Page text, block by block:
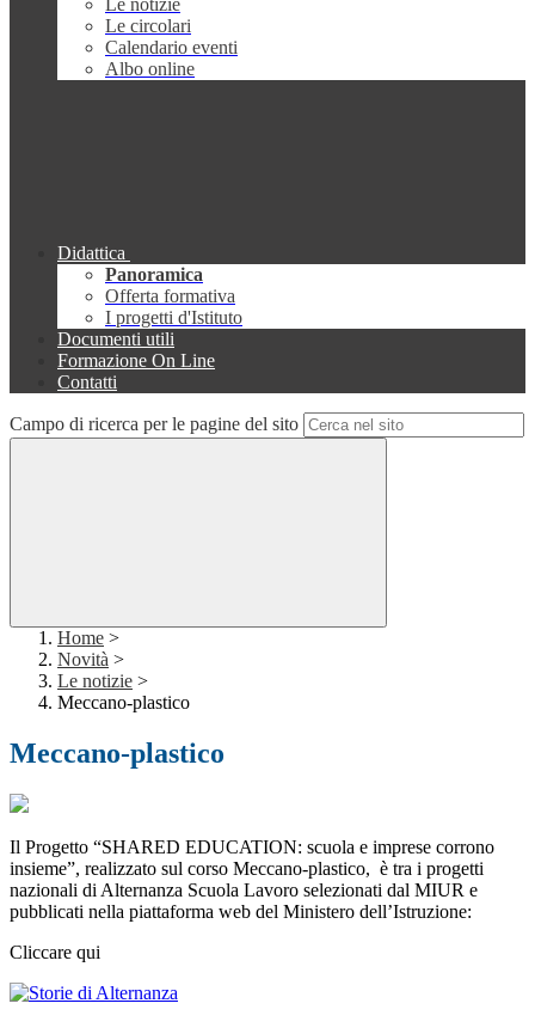
Le notizie
Le circolari
Calendario eventi
Albo online
Didattica
Panoramica
Offerta formativa
I progetti d'Istituto
Documenti utili
Formazione On Line
Contatti
Campo di ricerca per le pagine del sito
Home >
Novità >
Le notizie >
Meccano-plastico
Meccano-plastico
Il Progetto “SHARED EDUCATION: scuola e imprese corrono
insieme”, realizzato sul corso Meccano-plastico, è tra i progetti
nazionali di Alternanza Scuola Lavoro selezionati dal MIUR e
pubblicati nella piattaforma web del Ministero dell’Istruzione:
Cliccare qui